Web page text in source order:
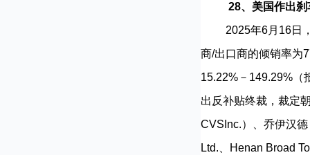
28、美国作出
2025年6月16日，
商/出口商的倾销率为
15.22%－149.29%（
出反补贴终裁，裁定
CVSInc.）、乔伊汉
Ltd.、Henan Broad